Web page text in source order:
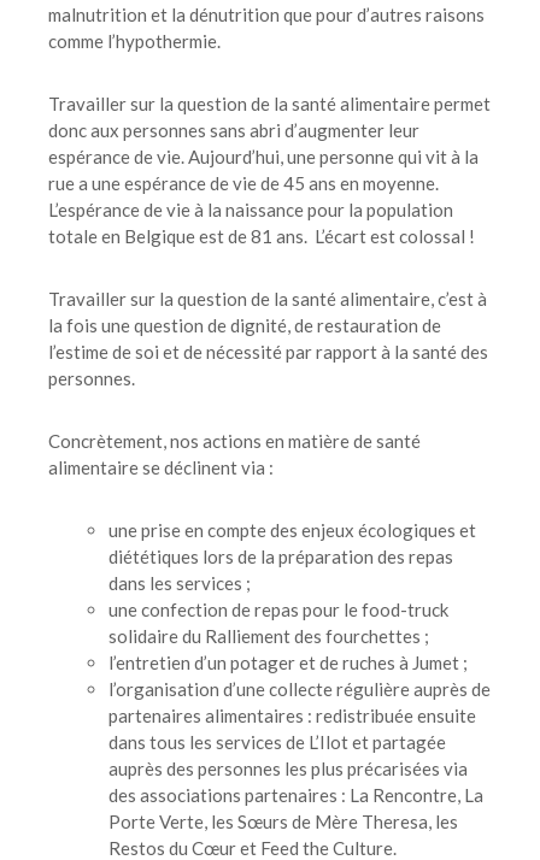
malnutrition et la dénutrition que pour d’autres raisons
comme l’hypothermie.
Travailler sur la question de la santé alimentaire permet
donc aux personnes sans abri d’augmenter leur
espérance de vie. Aujourd’hui, une personne qui vit à la
rue a une espérance de vie de 45 ans en moyenne.
L’espérance de vie à la naissance pour la population
totale en Belgique est de 81 ans. L’écart est colossal !
Travailler sur la question de la santé alimentaire, c’est à
la fois une question de dignité, de restauration de
l’estime de soi et de nécessité par rapport à la santé des
personnes.
Concrètement, nos actions en matière de santé
alimentaire se déclinent via :
une prise en compte des enjeux écologiques et
diététiques lors de la préparation des repas
dans les services ;
une confection de repas pour le food-truck
solidaire du Ralliement des fourchettes ;
l’entretien d’un potager et de ruches à Jumet ;
l’organisation d’une collecte régulière auprès de
partenaires alimentaires : redistribuée ensuite
dans tous les services de L’Ilot et partagée
auprès des personnes les plus précarisées via
des associations partenaires : La Rencontre, La
Porte Verte, les Sœurs de Mère Theresa, les
Restos du Cœur et Feed the Culture.